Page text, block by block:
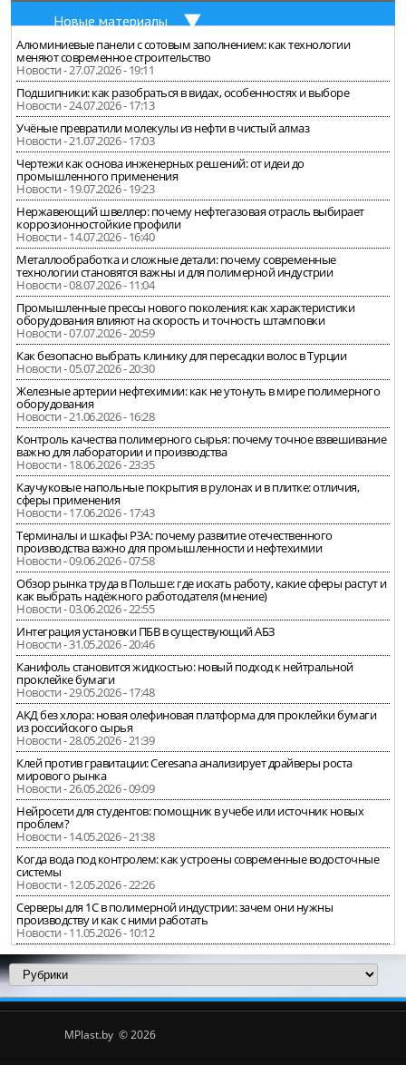
Новые материалы
Алюминиевые панели с сотовым заполнением: как технологии
меняют современное строительство
Новости - 27.07.2026 - 19:11
Подшипники: как разобраться в видах, особенностях и выборе
Новости - 24.07.2026 - 17:13
Учёные превратили молекулы из нефти в чистый алмаз
Новости - 21.07.2026 - 17:03
Чертежи как основа инженерных решений: от идеи до
промышленного применения
Новости - 19.07.2026 - 19:23
Нержавеющий швеллер: почему нефтегазовая отрасль выбирает
коррозионностойкие профили
Новости - 14.07.2026 - 16:40
Металлообработка и сложные детали: почему современные
технологии становятся важны и для полимерной индустрии
Новости - 08.07.2026 - 11:04
Промышленные прессы нового поколения: как характеристики
оборудования влияют на скорость и точность штамповки
Новости - 07.07.2026 - 20:59
Как безопасно выбрать клинику для пересадки волос в Турции
Новости - 05.07.2026 - 20:30
Железные артерии нефтехимии: как не утонуть в мире полимерного
оборудования
Новости - 21.06.2026 - 16:28
Контроль качества полимерного сырья: почему точное взвешивание
важно для лаборатории и производства
Новости - 18.06.2026 - 23:35
Каучуковые напольные покрытия в рулонах и в плитке: отличия,
сферы применения
Новости - 17.06.2026 - 17:43
Терминалы и шкафы РЗА: почему развитие отечественного
производства важно для промышленности и нефтехимии
Новости - 09.06.2026 - 07:58
Обзор рынка труда в Польше: где искать работу, какие сферы растут и
как выбрать надёжного работодателя (мнение)
Новости - 03.06.2026 - 22:55
Интеграция установки ПБВ в существующий АБЗ
Новости - 31.05.2026 - 20:46
Канифоль становится жидкостью: новый подход к нейтральной
проклейке бумаги
Новости - 29.05.2026 - 17:48
АКД без хлора: новая олефиновая платформа для проклейки бумаги
из российского сырья
Новости - 28.05.2026 - 21:39
Клей против гравитации: Ceresana анализирует драйверы роста
мирового рынка
Новости - 26.05.2026 - 09:09
Нейросети для студентов: помощник в учебе или источник новых
проблем?
Новости - 14.05.2026 - 21:38
Когда вода под контролем: как устроены современные водосточные
системы
Новости - 12.05.2026 - 22:26
Серверы для 1С в полимерной индустрии: зачем они нужны
производству и как с ними работать
Новости - 11.05.2026 - 10:12
MPlast.by © 2026